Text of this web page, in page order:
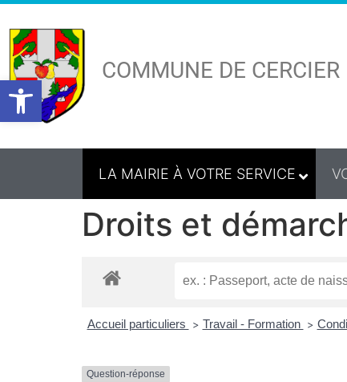
Ouvrir la barre d’outils
COMMUNE DE CERCIER
LA MAIRIE À VOTRE SERVICE
Droits et
Accueil particuliers > Travail - Formation >
Question-réponse